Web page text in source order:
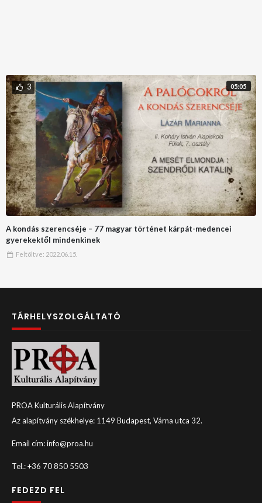
05:05
3
A kondás szerencséje – 77 magyar történet kárpát-medencei
gyerekektől mindenkinek
Feltöltve: 2022.06.15.
TÁRHELYSZOLGÁLTATÓ
PROA Kulturális Alapítvány
Az alapítvány székhelye: 1149 Budapest, Várna utca 32.
Email cím: info@proa.hu
Tel.: +36 70 850 5503
FEDEZD FEL